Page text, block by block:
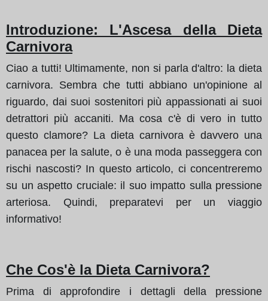
Introduzione: L'Ascesa della Dieta
Carnivora
Ciao a tutti! Ultimamente, non si parla d'altro: la dieta
carnivora. Sembra che tutti abbiano un'opinione al
riguardo, dai suoi sostenitori più appassionati ai suoi
detrattori più accaniti. Ma cosa c'è di vero in tutto
questo clamore? La dieta carnivora è davvero una
panacea per la salute, o è una moda passeggera con
rischi nascosti? In questo articolo, ci concentreremo
su un aspetto cruciale: il suo impatto sulla pressione
arteriosa. Quindi, preparatevi per un viaggio
informativo!
Che Cos'è la Dieta Carnivora?
Prima di approfondire i dettagli della pressione